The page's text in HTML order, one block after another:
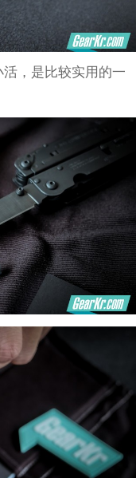
，是比较实用的一